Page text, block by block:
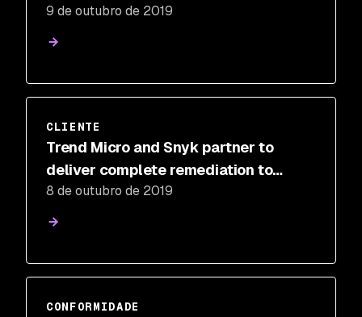
9 de outubro de 2019
CLIENTE
Trend Micro and Snyk partner to
deliver complete remediation to
secure containers
8 de outubro de 2019
CONFORMIDADE